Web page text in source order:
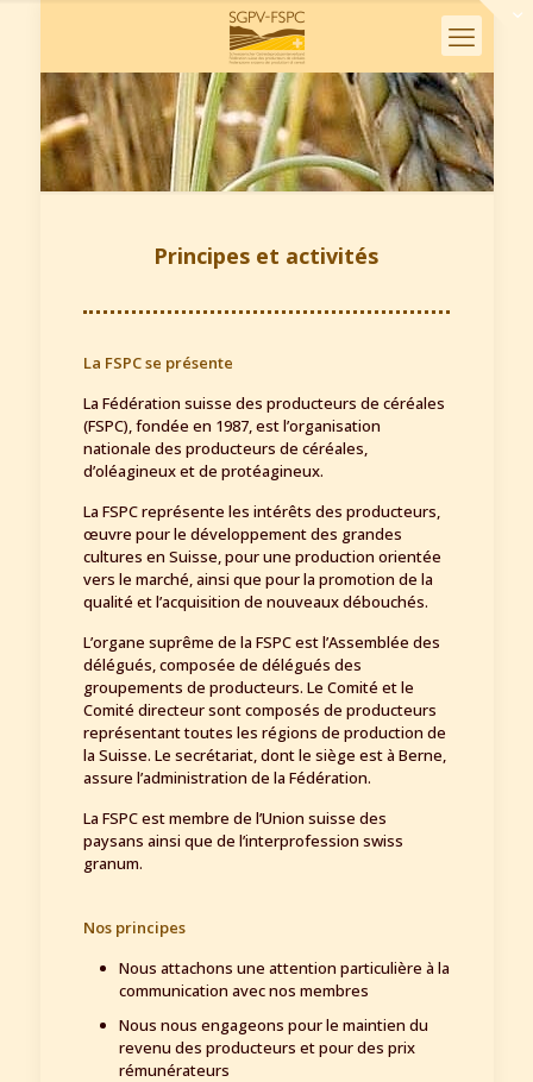
Principes et activités
La FSPC se présente
La Fédération suisse des producteurs de céréales
(FSPC), fondée en 1987, est l’organisation
nationale des producteurs de céréales,
d’oléagineux et de protéagineux.
La FSPC représente les intérêts des producteurs,
œuvre pour le développement des grandes
cultures en Suisse, pour une production orientée
vers le marché, ainsi que pour la promotion de la
qualité et l’acquisition de nouveaux débouchés.
L’organe suprême de la FSPC est l’Assemblée des
délégués, composée de délégués des
groupements de producteurs. Le Comité et le
Comité directeur sont composés de producteurs
représentant toutes les régions de production de
la Suisse. Le secrétariat, dont le siège est à Berne,
assure l’administration de la Fédération.
La FSPC est membre de l’Union suisse des
paysans ainsi que de l’interprofession swiss
granum.
Nos principes
Nous attachons une attention particulière à la
communication avec nos membres
Nous nous engageons pour le maintien du
revenu des producteurs et pour des prix
rémunérateurs